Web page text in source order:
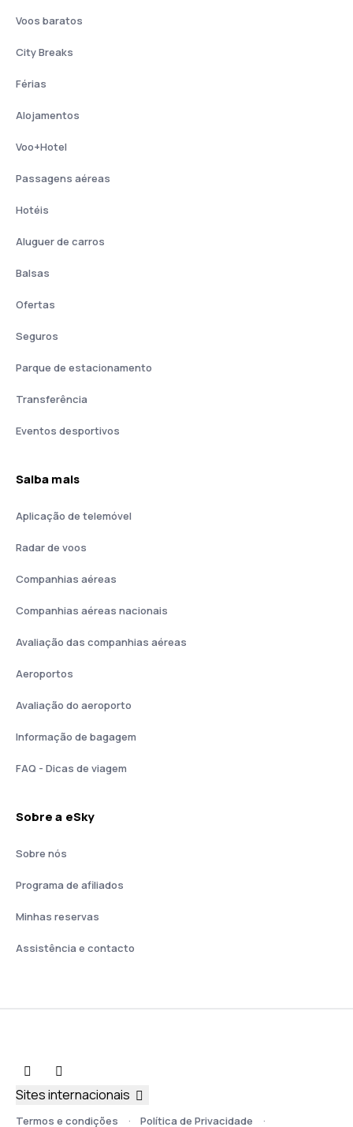
Voos baratos
City Breaks
Férias
Alojamentos
Voo+Hotel
Passagens aéreas
Hotéis
Aluguer de carros
Balsas
Ofertas
Seguros
Parque de estacionamento
Transferência
Eventos desportivos
Saiba mais
Aplicação de telemóvel
Radar de voos
Companhias aéreas
Companhias aéreas nacionais
Avaliação das companhias aéreas
Aeroportos
Avaliação do aeroporto
Informação de bagagem
FAQ - Dicas de viagem
Sobre a eSky
Sobre nós
Programa de afiliados
Minhas reservas
Assistência e contacto
Termos e condições Política de Privacidade
Sites internacionais